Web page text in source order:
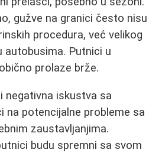
gužve na granici često nisu
procedura, već velikog
autobusima. Putnici u
prolaze brže.
negativna iskustva sa
na potencijalne probleme sa
zaustavljanjima.
budu spremni sa svom